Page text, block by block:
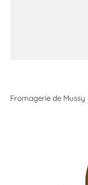
Fromagerie de Mussy